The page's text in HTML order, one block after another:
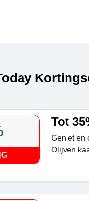
Tot
Geniet en
Olijven